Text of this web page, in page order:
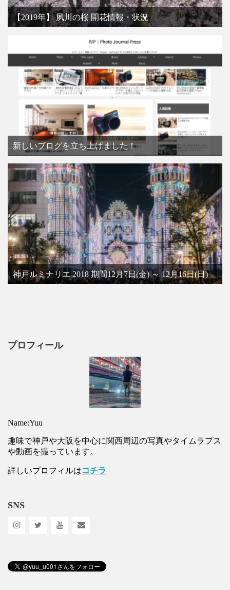
【2019年】 夙川の桜 開花情報・状況
新しいブログを立ち上げました！
神戸ルミナリエ 2018 期間12月7日(金) ～ 12月16日(日)
プロフィール
Name:Yuu
趣味で神戸や大阪を中心に関西周辺の写真やタイムラプス
や動画を撮っています。
詳しいプロフィルはコチラ
SNS